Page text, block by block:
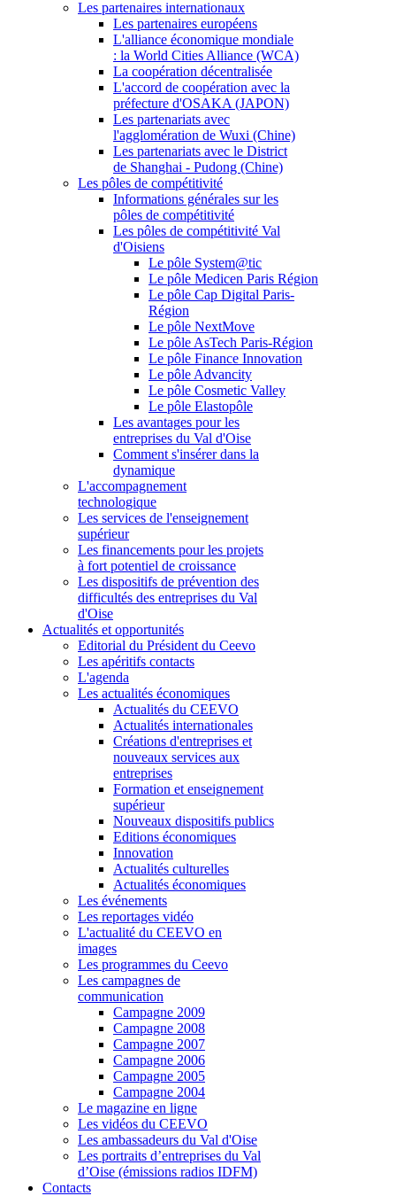
Les partenaires internationaux
Les partenaires européens
L'alliance économique mondiale
: la World Cities Alliance (WCA)
La coopération décentralisée
L'accord de coopération avec la
préfecture d'OSAKA (JAPON)
Les partenariats avec
l'agglomération de Wuxi (Chine)
Les partenariats avec le District
de Shanghai - Pudong (Chine)
Les pôles de compétitivité
Informations générales sur les
pôles de compétitivité
Les pôles de compétitivité Val
d'Oisiens
Le pôle System@tic
Le pôle Medicen Paris Région
Le pôle Cap Digital Paris-
Région
Le pôle NextMove
Le pôle AsTech Paris-Région
Le pôle Finance Innovation
Le pôle Advancity
Le pôle Cosmetic Valley
Le pôle Elastopôle
Les avantages pour les
entreprises du Val d'Oise
Comment s'insérer dans la
dynamique
L'accompagnement
technologique
Les services de l'enseignement
supérieur
Les financements pour les projets
à fort potentiel de croissance
Les dispositifs de prévention des
difficultés des entreprises du Val
d'Oise
Actualités et opportunités
Editorial du Président du Ceevo
Les apéritifs contacts
L'agenda
Les actualités économiques
Actualités du CEEVO
Actualités internationales
Créations d'entreprises et
nouveaux services aux
entreprises
Formation et enseignement
supérieur
Nouveaux dispositifs publics
Editions économiques
Innovation
Actualités culturelles
Actualités économiques
Les événements
Les reportages vidéo
L'actualité du CEEVO en
images
Les programmes du Ceevo
Les campagnes de
communication
Campagne 2009
Campagne 2008
Campagne 2007
Campagne 2006
Campagne 2005
Campagne 2004
Le magazine en ligne
Les vidéos du CEEVO
Les ambassadeurs du Val d'Oise
Les portraits d’entreprises du Val
d’Oise (émissions radios IDFM)
Contacts